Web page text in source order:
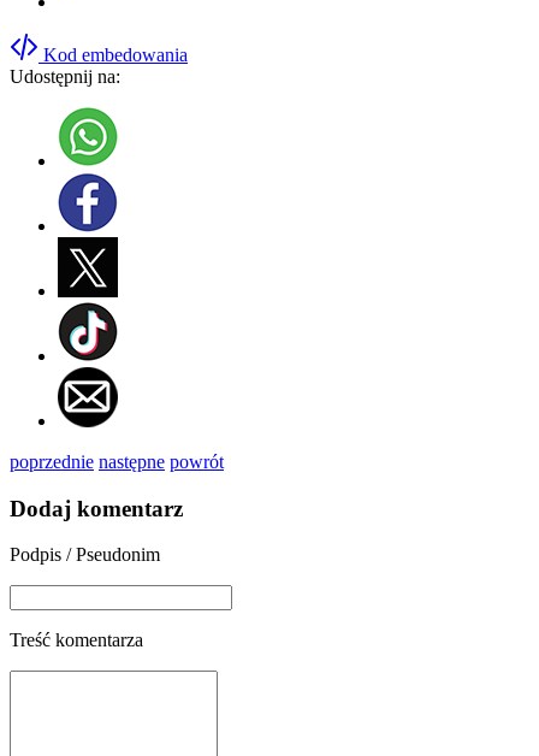
Kod embedowania
Udostępnij na:
poprzednie następne powrót
Dodaj komentarz
Podpis / Pseudonim
Treść komentarza